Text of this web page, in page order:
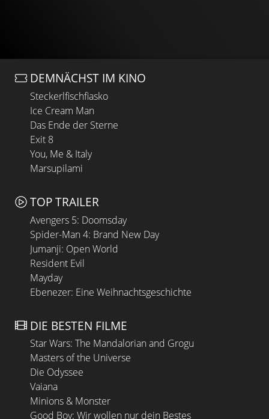
DEMNÄCHST IM KINO
Steckerlfischfiasko
Ice Cream Man
Das Ende der Sterne
Exit 8
You, Me & Italy
Marsupilami
TOP TRAILER
Avengers 5: Doomsday
Spider-Man 4: Brand New Day
Jumanji: Open World
Resident Evil
Mayday
Ebenezer: Eine Weihnachtsgeschichte
DIE BESTEN FILME
Star Wars: The Mandalorian and Grogu
Masters of the Universe
Die Odyssee
Vaiana
Minions & Monster
Good Boy: Wir wollen nur dein Bestes